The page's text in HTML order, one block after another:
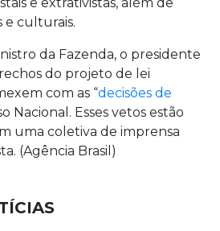
e culturais.
da Fazenda, o presidente
do projeto de lei
com as “decisões de
Nacional. Esses vetos estão
uma coletiva de imprensa
(Agência Brasil)